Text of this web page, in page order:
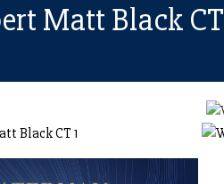
Matt Black CT